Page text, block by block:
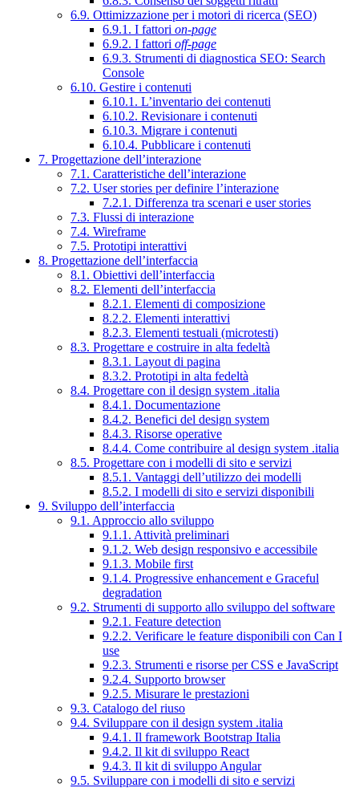
6.9. Ottimizzazione per i motori di ricerca (SEO)
6.9.1. I fattori on-page
6.9.2. I fattori off-page
6.9.3. Strumenti di diagnostica SEO: Search
Console
6.10. Gestire i contenuti
6.10.1. L’inventario dei contenuti
6.10.2. Revisionare i contenuti
6.10.3. Migrare i contenuti
6.10.4. Pubblicare i contenuti
7. Progettazione dell’interazione
7.1. Caratteristiche dell’interazione
7.2. User stories per definire l’interazione
7.2.1. Differenza tra scenari e user stories
7.3. Flussi di interazione
7.4. Wireframe
7.5. Prototipi interattivi
8. Progettazione dell’interfaccia
8.1. Obiettivi dell’interfaccia
8.2. Elementi dell’interfaccia
8.2.1. Elementi di composizione
8.2.2. Elementi interattivi
8.2.3. Elementi testuali (microtesti)
8.3. Progettare e costruire in alta fedeltà
8.3.1. Layout di pagina
8.3.2. Prototipi in alta fedeltà
8.4. Progettare con il design system .italia
8.4.1. Documentazione
8.4.2. Benefici del design system
8.4.3. Risorse operative
8.4.4. Come contribuire al design system .italia
8.5. Progettare con i modelli di sito e servizi
8.5.1. Vantaggi dell’utilizzo dei modelli
8.5.2. I modelli di sito e servizi disponibili
9. Sviluppo dell’interfaccia
9.1. Approccio allo sviluppo
9.1.1. Attività preliminari
9.1.2. Web design responsivo e accessibile
9.1.3. Mobile first
9.1.4. Progressive enhancement e Graceful
degradation
9.2. Strumenti di supporto allo sviluppo del software
9.2.1. Feature detection
9.2.2. Verificare le feature disponibili con Can I
use
9.2.3. Strumenti e risorse per CSS e JavaScript
9.2.4. Supporto browser
9.2.5. Misurare le prestazioni
9.3. Catalogo del riuso
9.4. Sviluppare con il design system .italia
9.4.1. Il framework Bootstrap Italia
9.4.2. Il kit di sviluppo React
9.4.3. Il kit di sviluppo Angular
9.5. Sviluppare con i modelli di sito e servizi